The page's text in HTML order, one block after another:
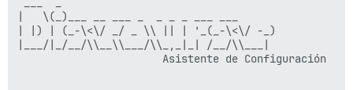
|   \(_)___ __ ___ _  _ _ _ ___ ___
| |) | (_-\<\/ _/ _ \\ || | '_(_-\<\/ -_)
|___/|_/__/\\__\\___/\\_,_|_| /__/\\___|
                       Asistente de Configuración